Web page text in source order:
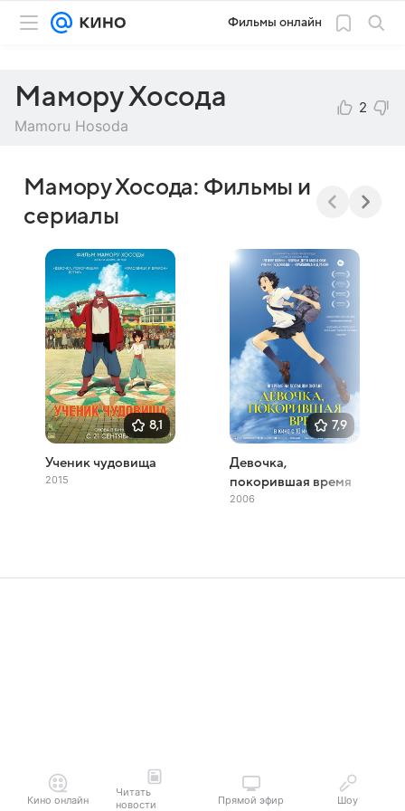
Фильмы онлайн
Мамору Хосода
Mamoru Hosoda
2
Мамору Хосода: Фильмы и
сериалы
8,1
Ученик чудовища
2015
7,9
Девочка,
покорившая время
2006
Кино онлайн
Читать
новости
Прямой эфир Шоу